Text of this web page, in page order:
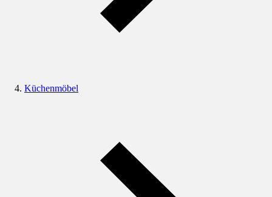
Küchenmöbel